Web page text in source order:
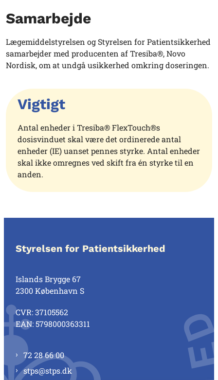
Samarbejde
Lægemiddelstyrelsen og Styrelsen for Patientsikkerhed
samarbejder med producenten af Tresiba®, Novo
Nordisk, om at undgå usikkerhed omkring doseringen.
Vigtigt
Antal enheder i Tresiba® FlexTouch®s
dosisvinduet skal være det ordinerede antal
enheder (IE) uanset pennes styrke. Antal enheder
skal ikke omregnes ved skift fra én styrke til en
anden.
Styrelsen for Patientsikkerhed
Islands Brygge 67
2300 København S
CVR: 37105562
EAN: 5798000363311
72 28 66 00
stps@stps.dk